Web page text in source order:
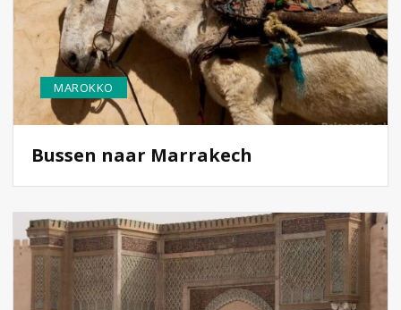
MAROKKO
Bussen naar Marrakech